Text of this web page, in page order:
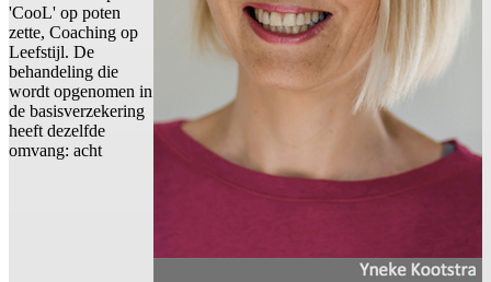
'CooL' op poten
zette, Coaching op
Leefstijl. De
behandeling die
wordt opgenomen in
de basisverzekering
heeft dezelfde
omvang: acht